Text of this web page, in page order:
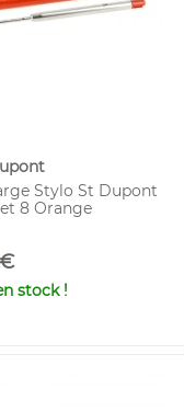
Stylo St Dupont
8 Orange
stock !